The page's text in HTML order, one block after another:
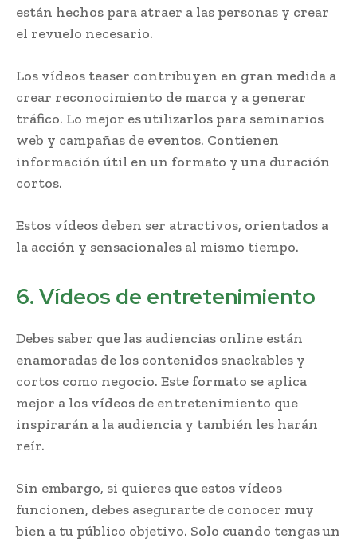
están hechos para atraer a las personas y crear
el revuelo necesario.
Los vídeos teaser contribuyen en gran medida a
crear reconocimiento de marca y a generar
tráfico. Lo mejor es utilizarlos para seminarios
web y campañas de eventos. Contienen
información útil en un formato y una duración
cortos.
Estos vídeos deben ser atractivos, orientados a
la acción y sensacionales al mismo tiempo.
6. Vídeos de entretenimiento
Debes saber que las audiencias online están
enamoradas de los contenidos snackables y
cortos como negocio. Este formato se aplica
mejor a los vídeos de entretenimiento que
inspirarán a la audiencia y también les harán
reír.
Sin embargo, si quieres que estos vídeos
funcionen, debes asegurarte de conocer muy
bien a tu público objetivo. Solo cuando tengas un